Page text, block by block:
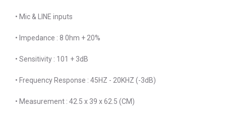
• Mic & LINE inputs
• Impedance : 8 0hm + 20%
• Sensitivity : 101 + 3dB
• Frequency Response : 45HZ - 20KHZ (-3dB)
• Measurement : 42.5 x 39 x 62.5 (CM)